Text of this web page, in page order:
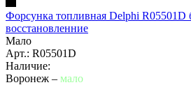
Форсунка топливная Delphi R05501D
восстановленние
Мало
Арт.: R05501D
Наличие:
Воронеж – мало